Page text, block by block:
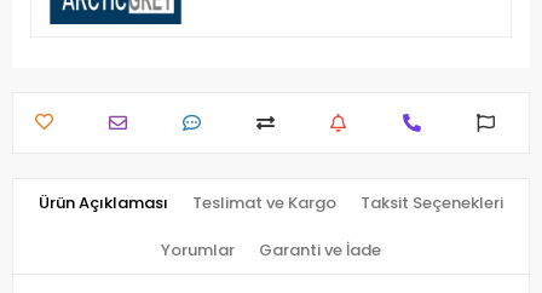
Ürün Açıklaması Teslimat ve Kargo Taksit Seçenekleri
Yorumlar Garanti ve İade